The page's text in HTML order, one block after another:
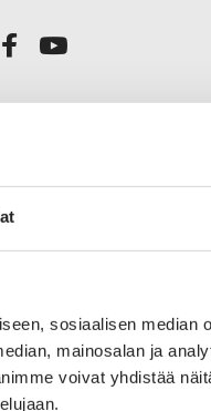
sosiaalisen median
mainosalan ja
voivat yhdistää
Tuotenauha